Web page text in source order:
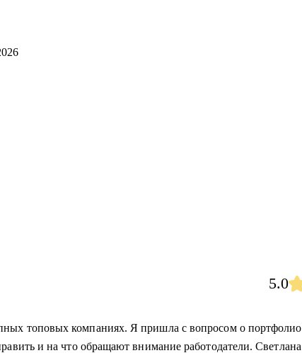
5.0
топовых компаниях. Я пришла с вопросом о портфолио
и на что обращают внимание работодатели. Светлана